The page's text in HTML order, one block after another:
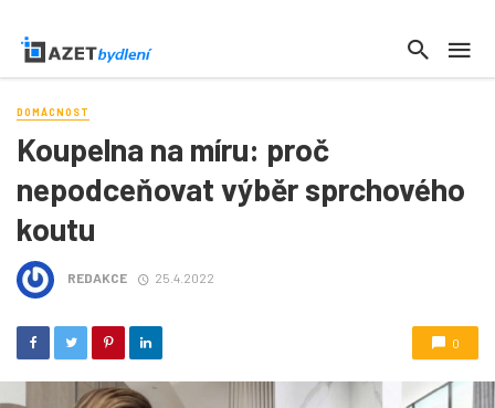
DOMÁCNOST
Koupelna na míru: proč
nepodceňovat výběr sprchového
koutu
REDAKCE 25.4.2022
0